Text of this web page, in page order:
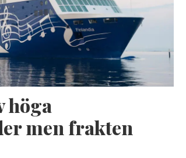
höga
men frakten